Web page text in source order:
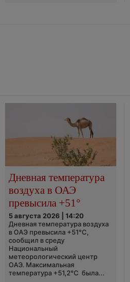
Дневная температура
воздуха в ОАЭ
превысила +51°
5 августа 2026 | 14:20
Дневная температура воздуха
в ОАЭ превысила +51°C,
сообщил в среду
Национальный
метеорологический центр
ОАЭ. Максимальная
температура +51,2°C была...